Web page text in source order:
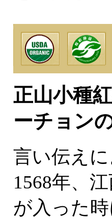
正山小種
ーチョン
言い伝えに
1568年、
が入った